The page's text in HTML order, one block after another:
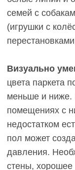
какой цвет
конкретные
Практичность цвета
эксплуатации: типа
конкретные сценарии.
пятен, следов,
Семья с детьми
животными